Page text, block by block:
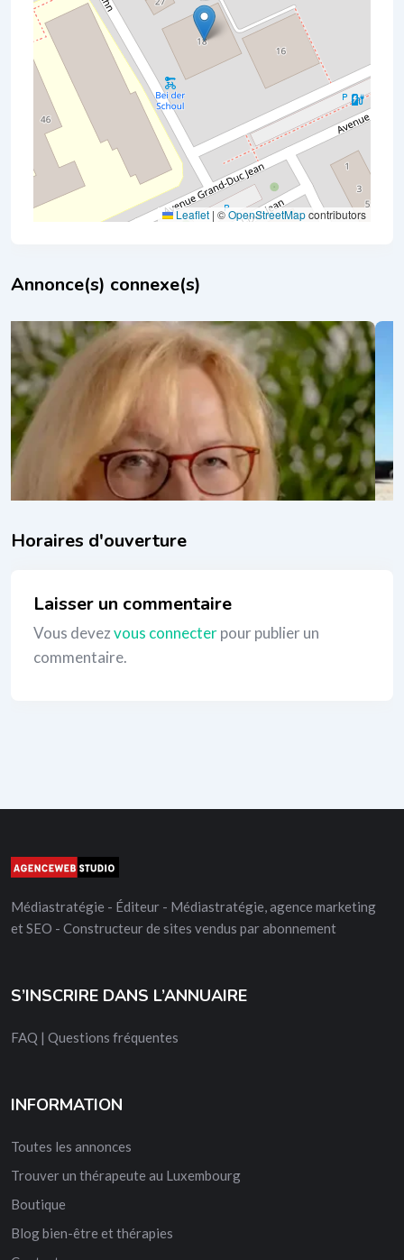
Leaflet | ©OpenStreetMapcontributors
Annonce(s) connexe(s)
Sylvie Tescher
il y a 1 an
Thérapies corporelles
_
Laisser un commentaire
Vous devezvous connecterpour publier un
commentaire.
Médiastratégie - Éditeur - Médiastratégie, agence marketing
et SEO - Constructeur de sites vendus par abonnement
S’INSCRIRE DANS L’ANNUAIRE
FAQ | Questions fréquentes
INFORMATION
Toutes les annonces
Trouver un thérapeute au Luxembourg
Boutique
Blog bien-être et thérapies